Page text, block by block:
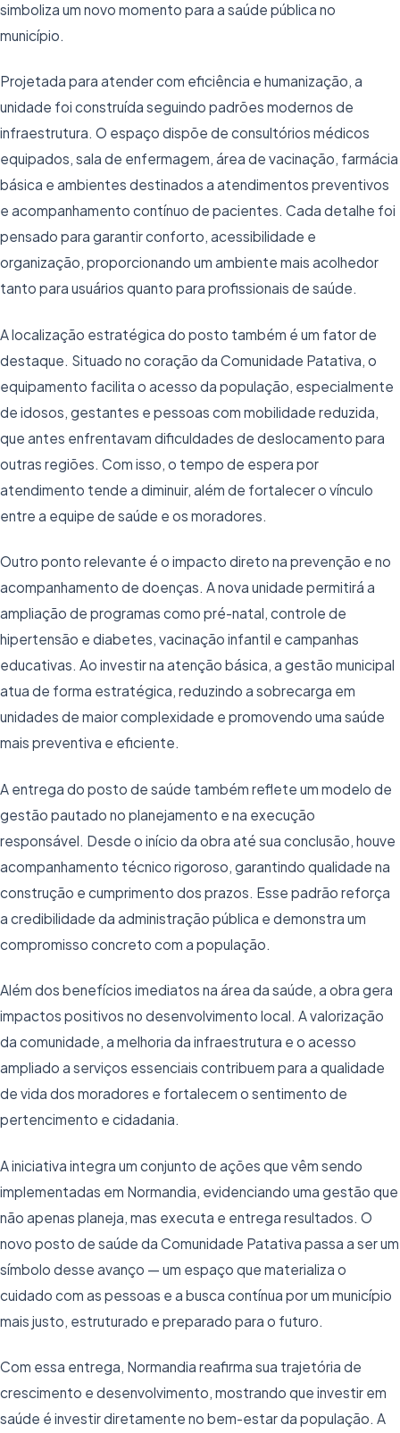
simboliza um novo momento para a saúde pública no
município.
Projetada para atender com eficiência e humanização, a
unidade foi construída seguindo padrões modernos de
infraestrutura. O espaço dispõe de consultórios médicos
equipados, sala de enfermagem, área de vacinação, farmácia
básica e ambientes destinados a atendimentos preventivos
e acompanhamento contínuo de pacientes. Cada detalhe foi
pensado para garantir conforto, acessibilidade e
organização, proporcionando um ambiente mais acolhedor
tanto para usuários quanto para profissionais de saúde.
A localização estratégica do posto também é um fator de
destaque. Situado no coração da Comunidade Patativa, o
equipamento facilita o acesso da população, especialmente
de idosos, gestantes e pessoas com mobilidade reduzida,
que antes enfrentavam dificuldades de deslocamento para
outras regiões. Com isso, o tempo de espera por
atendimento tende a diminuir, além de fortalecer o vínculo
entre a equipe de saúde e os moradores.
Outro ponto relevante é o impacto direto na prevenção e no
acompanhamento de doenças. A nova unidade permitirá a
ampliação de programas como pré-natal, controle de
hipertensão e diabetes, vacinação infantil e campanhas
educativas. Ao investir na atenção básica, a gestão municipal
atua de forma estratégica, reduzindo a sobrecarga em
unidades de maior complexidade e promovendo uma saúde
mais preventiva e eficiente.
A entrega do posto de saúde também reflete um modelo de
gestão pautado no planejamento e na execução
responsável. Desde o início da obra até sua conclusão, houve
acompanhamento técnico rigoroso, garantindo qualidade na
construção e cumprimento dos prazos. Esse padrão reforça
a credibilidade da administração pública e demonstra um
compromisso concreto com a população.
Além dos benefícios imediatos na área da saúde, a obra gera
impactos positivos no desenvolvimento local. A valorização
da comunidade, a melhoria da infraestrutura e o acesso
ampliado a serviços essenciais contribuem para a qualidade
de vida dos moradores e fortalecem o sentimento de
pertencimento e cidadania.
A iniciativa integra um conjunto de ações que vêm sendo
implementadas em Normandia, evidenciando uma gestão que
não apenas planeja, mas executa e entrega resultados. O
novo posto de saúde da Comunidade Patativa passa a ser um
símbolo desse avanço — um espaço que materializa o
cuidado com as pessoas e a busca contínua por um município
mais justo, estruturado e preparado para o futuro.
Com essa entrega, Normandia reafirma sua trajetória de
crescimento e desenvolvimento, mostrando que investir em
saúde é investir diretamente no bem-estar da população. A